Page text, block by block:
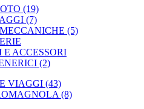
(19)
(7)
(5)
E ACCESSORI
(2)
VIAGGI (43)
(8)